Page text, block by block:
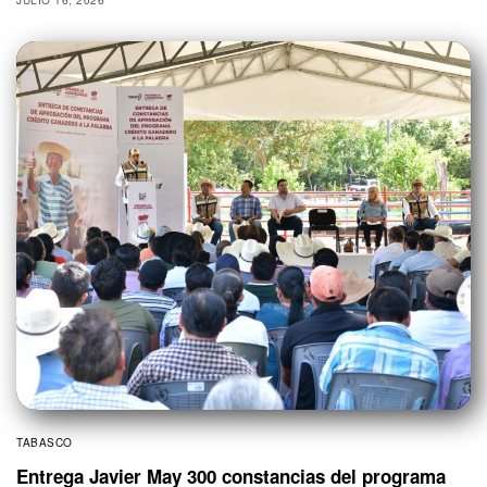
TABASCO
Entrega Javier May 300 constancias del programa